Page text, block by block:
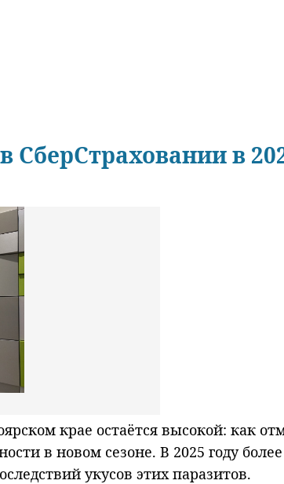
СберСтраховании в
крае остаётся высокой: как
в новом сезоне. В 2025 году
укусов этих паразитов.